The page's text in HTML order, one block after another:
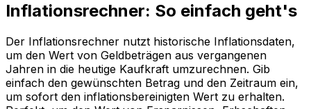
Inflationsrechner: So einfach geht's
Der Inflationsrechner nutzt historische Inflationsdaten,
um den Wert von Geldbeträgen aus vergangenen
Jahren in die heutige Kaufkraft umzurechnen. Gib
einfach den gewünschten Betrag und den Zeitraum ein,
um sofort den inflationsbereinigten Wert zu erhalten.